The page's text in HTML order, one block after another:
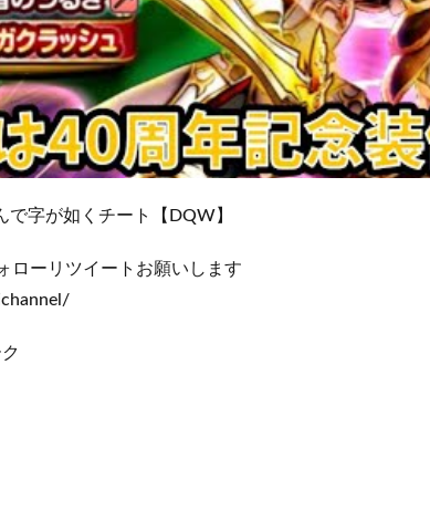
で字が如くチート【DQW】
ローリツイートお願いします